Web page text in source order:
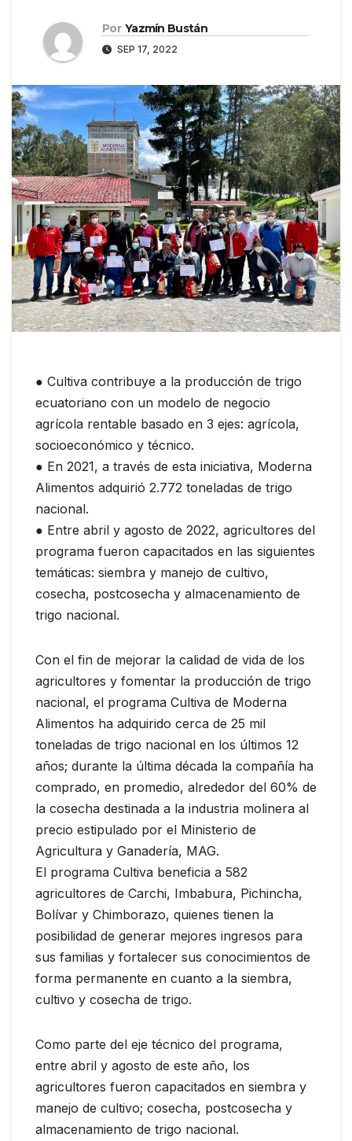
Por Yazmín Bustán
SEP 17, 2022
● Cultiva contribuye a la producción de trigo
ecuatoriano con un modelo de negocio
agrícola rentable basado en 3 ejes: agrícola,
socioeconómico y técnico.
● En 2021, a través de esta iniciativa, Moderna
Alimentos adquirió 2.772 toneladas de trigo
nacional.
● Entre abril y agosto de 2022, agricultores del
programa fueron capacitados en las siguientes
temáticas: siembra y manejo de cultivo,
cosecha, postcosecha y almacenamiento de
trigo nacional.
Con el fin de mejorar la calidad de vida de los
agricultores y fomentar la producción de trigo
nacional, el programa Cultiva de Moderna
Alimentos ha adquirido cerca de 25 mil
toneladas de trigo nacional en los últimos 12
años; durante la última década la compañía ha
comprado, en promedio, alrededor del 60% de
la cosecha destinada a la industria molinera al
precio estipulado por el Ministerio de
Agricultura y Ganadería, MAG.
El programa Cultiva beneficia a 582
agricultores de Carchi, Imbabura, Pichincha,
Bolívar y Chimborazo, quienes tienen la
posibilidad de generar mejores ingresos para
sus familias y fortalecer sus conocimientos de
forma permanente en cuanto a la siembra,
cultivo y cosecha de trigo.
Como parte del eje técnico del programa,
entre abril y agosto de este año, los
agricultores fueron capacitados en siembra y
manejo de cultivo; cosecha, postcosecha y
almacenamiento de trigo nacional.